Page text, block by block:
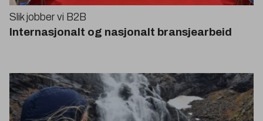
Slik jobber vi B2 B
Internasjonalt og nasjonalt bransjearbeid